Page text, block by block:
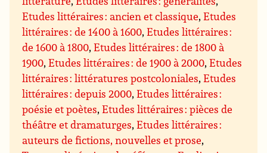
Etudes littéraires : ancien et classique,Etudes
littéraires : de 1400 à 1600,Etudes littéraires :
de 1600 à 1800,Etudes littéraires : de 1800 à
1900,Etudes littéraires : de 1900 à 2000,Etudes
littéraires : littératures postcoloniales,Etudes
littéraires : depuis 2000,Etudes littéraires :
poésie et poètes,Etudes littéraires : pièces de
théâtre et dramaturges,Etudes littéraires :
auteurs de fictions, nouvelles et prose,